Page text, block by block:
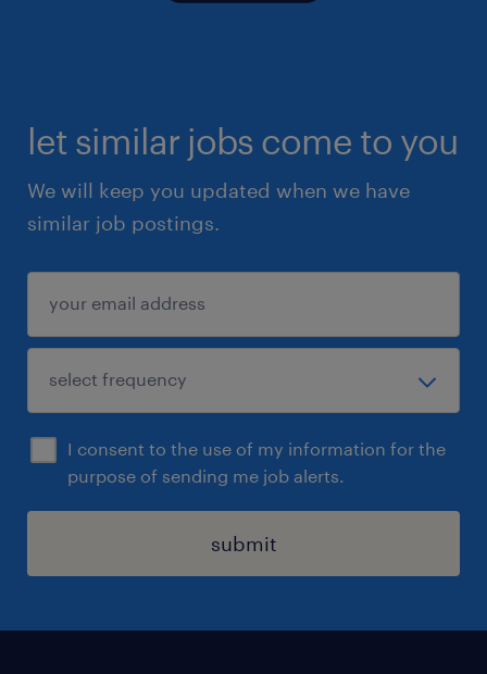
let similar jobs come to you
We will keep you updated when we have
similar job postings.
I consent to the use of my information for the
purpose of sending me job alerts.
submit